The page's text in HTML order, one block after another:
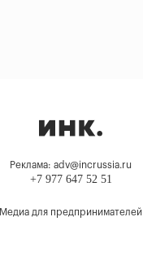
Реклама: adv@incrussia.ru
+7 977 647 52 51
Медиа для предпринимателей